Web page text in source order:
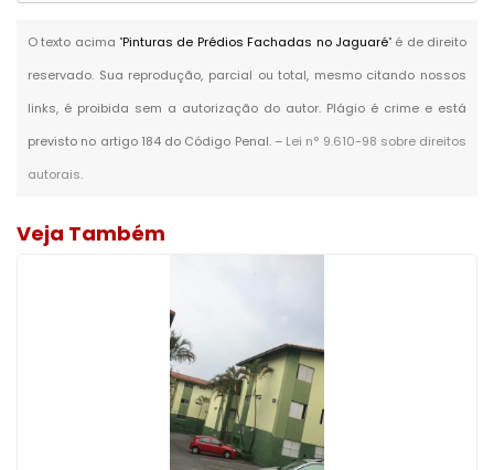
O texto acima "Pinturas de Prédios Fachadas no Jaguaré" é de direito
reservado. Sua reprodução, parcial ou total, mesmo citando nossos
links, é proibida sem a autorização do autor. Plágio é crime e está
previsto no artigo 184 do Código Penal. – Lei n° 9.610-98 sobre direitos
autorais.
Veja Também